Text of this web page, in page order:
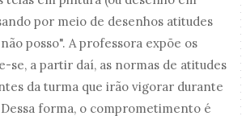
por meio de desenhos atitudes
posso". A professora expõe os
se, a partir daí, as normas de atitudes
da turma que irão vigorar durante
forma, o comprometimento é